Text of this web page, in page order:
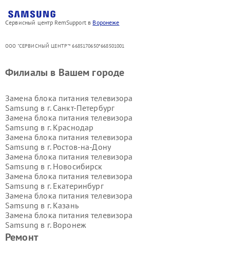
Сервисный центр RemSupport в Воронеже
ООО "СЕРВИСНЫЙ ЦЕНТР"* 6685170650*668501001
Ремонт
Филиалы в Вашем городе
Замена блока питания телевизора
Samsung в г. Санкт-Петербург
Замена блока питания телевизора
Samsung в г. Краснодар
Замена блока питания телевизора
Samsung в г. Ростов-на-Дону
Замена блока питания телевизора
Samsung в г. Новосибирск
Замена блока питания телевизора
Samsung в г. Екатеринбург
Замена блока питания телевизора
Samsung в г. Казань
Замена блока питания телевизора
Samsung в г. Воронеж
Замена блока питания телевизора
Samsung в г.